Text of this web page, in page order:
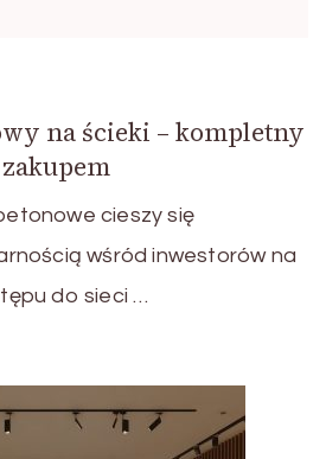
na ścieki – kompletny
cieszy się
wśród inwestorów na
do sieci …